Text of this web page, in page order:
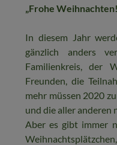
„Frohe
In diesem Jahr
gänzlich anders
Familienkreis, der
Freunden, die
mehr müssen 2020
und die aller anderen
Aber es gibt immer